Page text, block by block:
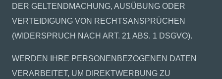
DER GELTENDMACHUNG, AUSÜBUNG ODER
VERTEIDIGUNG VON RECHTSANSPRÜCHEN
(WIDERSPRUCH NACH ART. 21 ABS. 1 DSGVO).
WERDEN IHRE PERSONENBEZOGENEN DATEN
VERARBEITET, UM DIREKTWERBUNG ZU